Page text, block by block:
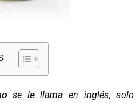
se le llama en inglés, solo